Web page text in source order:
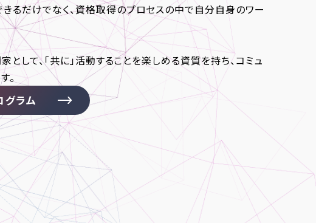
るだけでなく、資格取得のプロセスの中で自分自身のワー
して、「共に」活動することを楽しめる資質を持ち、コミュ
。
グラム